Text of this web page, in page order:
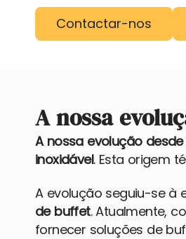
Contactar-nos
A nossa
A nossa evolução desde
inoxidável. Esta origem
A evolução seguiu-se à
de buffet. Atualmente,
fornecer soluções de